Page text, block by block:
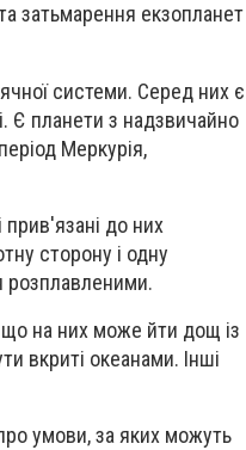
затьмарення екзопланет
системи. Серед них є
Є планети з надзвичайно
Меркурія,
до них
сторону і одну
розплавленими.
що на них може йти дощ із
вкриті океанами. Інші
умови, за яких можуть